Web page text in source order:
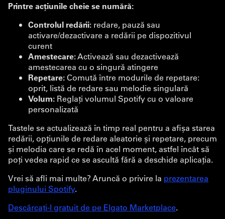
Printre acțiunile cheie se numără:
Controlul redării: redare, pauză sau
activare/dezactivare a redării pe dispozitivul
curent
Amestecare:Activează sau dezactivează
amestecarea cu o singură atingere
Repetare: Comută între modurile de repetare:
oprit, listă de redare sau melodie singulară
Volum: Reglați volumul Spotify cu o valoare
personalizată
Tastele se actualizează în timp real pentru a afișa starea
redării, opțiunile de redare aleatorie și repetare, precum
și melodia care se redă în acel moment, astfel încât să
poți vedea rapid ce se ascultă fără a deschide aplicația.
Vrei să afli mai multe? Aruncă o privire la prezentarea
pluginului Spotify.
Descărcați-l gratuit de pe Elgato Marketplace.